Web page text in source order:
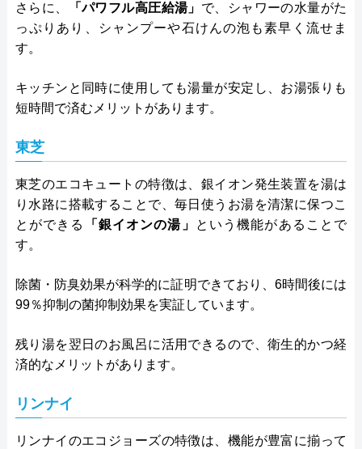
さらに、 「パワフル高圧給湯」 で、シャワーの水量がた
っぷりあり、シャンプーや石けんの泡も素早く流せま
す。
キッチンと同時に使用しても湯量が安定し、お湯張りも
短時間で済むメリットがあります。
東芝
東芝のエコキュートの特徴は、銀イオン発生装置を湯は
り水路に搭載することで、毎日使うお湯を清潔に保つこ
とができる
「銀イオンの湯」
という機能があることで
す。
除菌・防臭効果が科学的に証明できており、6時間後には
99％抑制の菌抑制効果を実証しています。
残り湯を翌日のお風呂に活用できるので、衛生的かつ経
済的なメリットがあります。
リンナイ
リンナイのエコジョーズの特徴は、機能が豊富に揃って